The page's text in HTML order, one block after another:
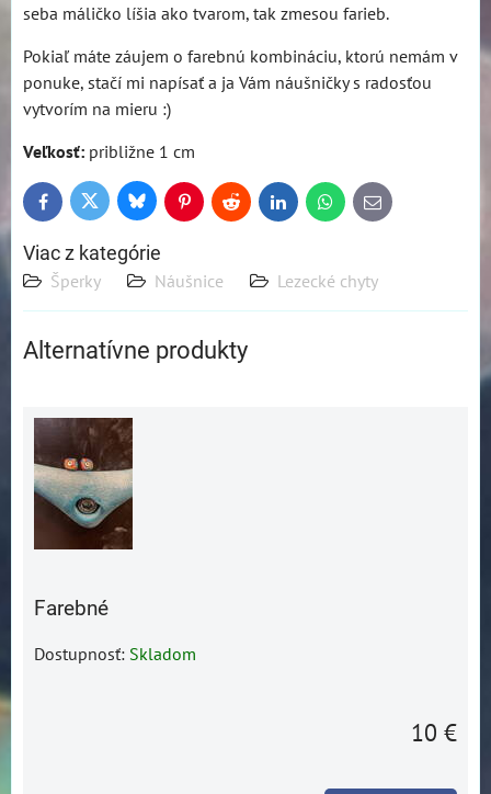
seba máličko líšia ako tvarom, tak zmesou farieb.
Pokiaľ máte záujem o farebnú kombináciu, ktorú nemám v
ponuke, stačí mi napísať a ja Vám náušničky s radosťou
vytvorím na mieru :)
Veľkosť: približne 1 cm
FacebookTwitter BlueskyPinterestReddit LinkedInWhatsApp
E-
mail
Viac z kategórie
Šperky Náušnice Lezecké chyty
Alternatívne produkty
Farebné
Dostupnosť: Skladom
10 €